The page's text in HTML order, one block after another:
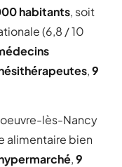
habitants, soit
(6,8 / 10
,9
lès-Nancy
alimentaire bien
,9